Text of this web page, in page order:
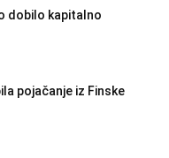
dobilo kapitalno
pojačanje iz Finske